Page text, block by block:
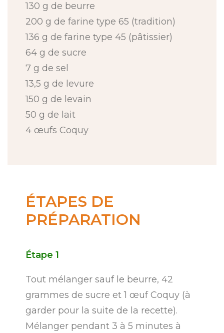
130 g de beurre
200 g de farine type 65 (tradition)
136 g de farine type 45 (pâtissier)
64 g de sucre
7 g de sel
13,5 g de levure
150 g de levain
50 g de lait
4 œufs Coquy
ÉTAPES DE
PRÉPARATION
Étape 1
Tout mélanger sauf le beurre, 42
grammes de sucre et 1 œuf Coquy (à
garder pour la suite de la recette).
Mélanger pendant 3 à 5 minutes à